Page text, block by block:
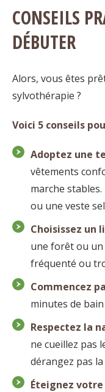
CONSEILS
DÉBUTER
Alors, vous êtes
sylvothérapie ?
Voici 5 conseils
Adoptez une
vêtements
marche
ou une veste
Choisissez un
une forêt ou un
fréquenté ou
Commencez
minutes de
Respectez la
ne cueillez pas
dérangez pas
Éteignez